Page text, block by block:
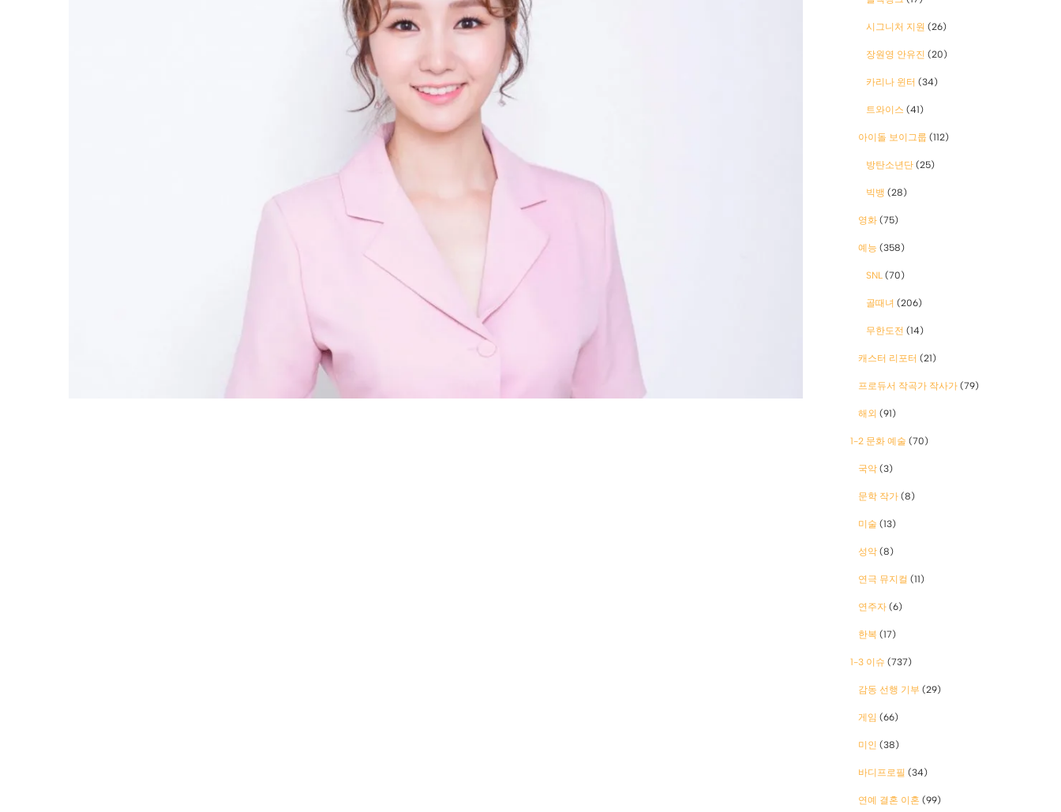
시그니처 지원 (26)
장원영 안유진 (20)
카리나 윈터 (34)
트와이스 (41)
아이돌 보이그룹 (112)
방탄소년단 (25)
빅뱅 (28)
영화 (75)
예능 (358)
SNL (70)
골때녀 (206)
무한도전 (14)
캐스터 리포터 (21)
프로듀서 작곡가 작사가 (79)
해외 (91)
1-2 문화 예술 (70)
국악 (3)
문학 작가 (8)
미술 (13)
성악 (8)
연극 뮤지컬 (11)
연주자 (6)
한복 (17)
1-3 이슈 (737)
감동 선행 기부 (29)
게임 (66)
미인 (38)
바디프로필 (34)
연예 결혼 이혼 (99)